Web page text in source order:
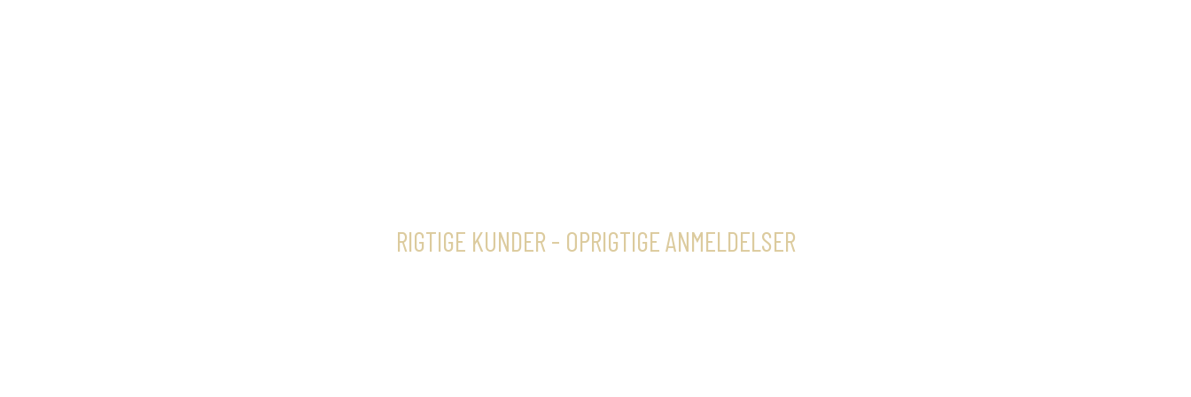
RIGTIGE KUNDER - OPRIGTIGE ANMELDELSER